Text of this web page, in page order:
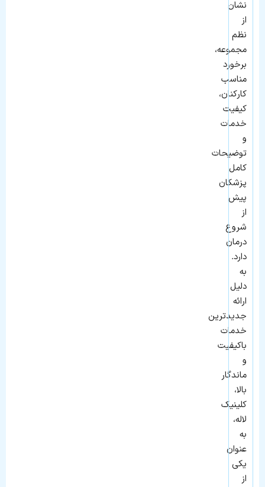
نشان
از
نظم
مجموعه،
برخورد
مناسب
کارکنان،
کیفیت
خدمات
و
توضیحات
کامل
پزشکان
پیش
از
شروع
درمان
دارد.
به
دلیل
ارائه
جدیدترین
خدمات
باکیفیت
و
ماندگار
بالا،
کلینیک
لاله،
به
عنوان
یکی
از